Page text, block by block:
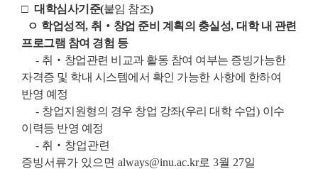
□ 대학심사기준(붙임 참조)
ㅇ 학업성적, 취 ‧ 창업 준비 계획의 충실성, 대학 내 관련
프로그램 참여 경험 등
- 취 ‧ 창업관련 비교과 활동 참여 여부는 증빙가능한
자격증 및 학내 시스템에서 확인 가능한 사항에 한하여
반영 예정
- 창업지원형의 경우 창업 강좌(우리 대학 수업) 이수
이력등 반영 예정
- 취 ‧ 창업관련
증빙서류가 있으면 always@inu.ac.kr로 3월 27일